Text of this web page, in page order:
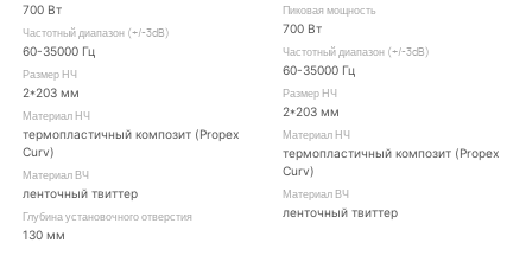
700 Вт
Частотный диапазон (+/-3dB)
60-35000 Гц
Размер НЧ
2*203 мм
Материал НЧ
термопластичный композит (Propex
Curv)
Материал ВЧ
ленточный твиттер
Глубина установочного отверстия
130 мм
Пиковая мощность
700 Вт
Частотный диапазон (+/-3dB)
60-35000 Гц
Размер НЧ
2*203 мм
Материал НЧ
термопластичный композит (Propex
Curv)
Материал ВЧ
ленточный твиттер